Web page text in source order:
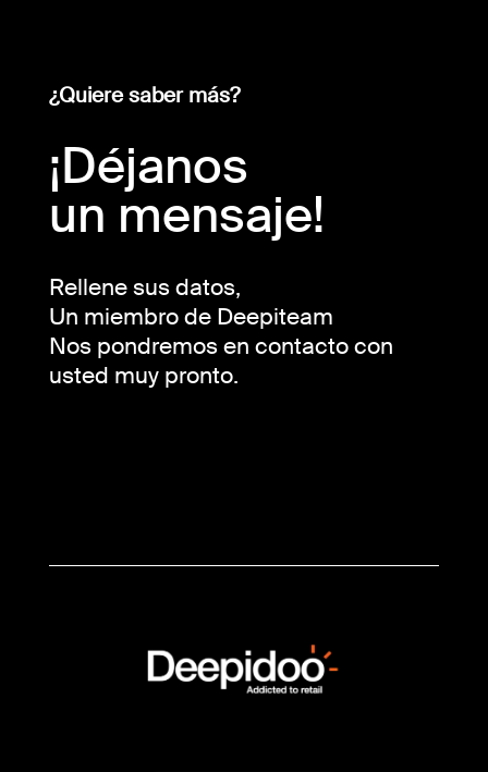
¿Quiere saber más?
¡Déjanos
un mensaje!
Rellene sus datos,
Un miembro de Deepiteam
Nos pondremos en contacto con
usted muy pronto.